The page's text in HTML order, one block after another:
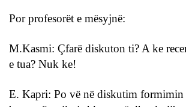
Por profesorët e mësyjnë:
M.Kasmi: Çfarë diskuton ti? A ke
e tua? Nuk ke!
E. Kapri: Po vë në diskutim